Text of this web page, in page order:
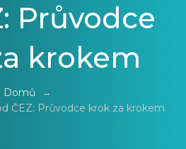
Průvodce
krokem
Domů
→
ČEZ: Průvodce krok za krokem